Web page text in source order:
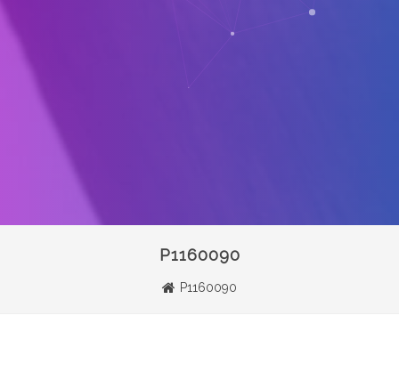
P1160090
P1160090